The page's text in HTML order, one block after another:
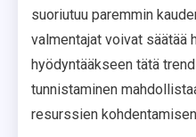
suoriutuu paremmin
valmentajat voivat säätää
hyödyntääkseen tätä
tunnistaminen
resurssien